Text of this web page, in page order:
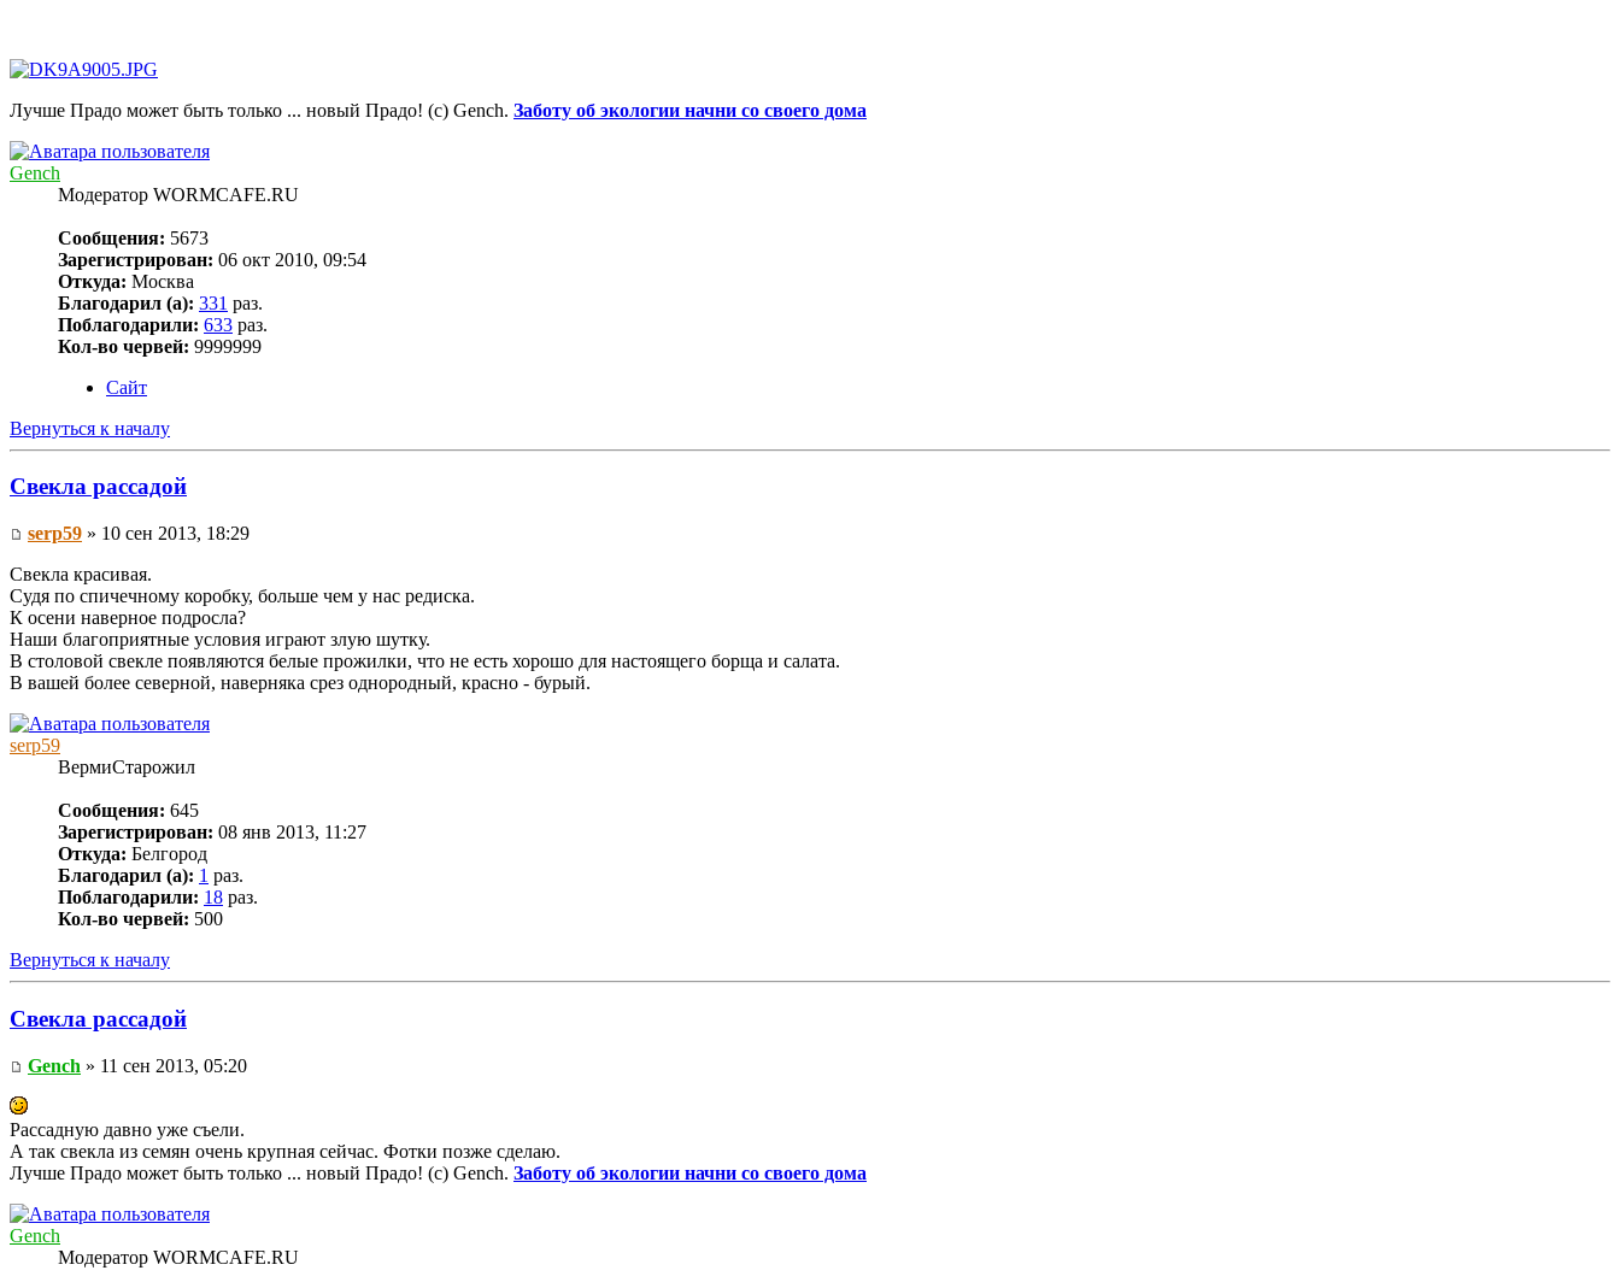
Лучше Прадо может быть только ... новый Прадо! (c) Gench. Заботу об экологии начни со своего дома
Gench
Модератор WORMCAFE.RU
Сообщения: 5673
Зарегистрирован: 06 окт 2010, 09:54
Откуда: Москва
Благодарил (а): 331 раз.
Поблагодарили: 633 раз.
Кол-во червей: 9999999
Сайт
Вернуться к началу
Свекла рассадой
serp59 » 10 сен 2013, 18:29
Свекла красивая.
Судя по спичечному коробку, больше чем у нас редиска.
К осени наверное подросла?
Наши благоприятные условия играют злую шутку.
В столовой свекле появляются белые прожилки, что не есть хорошо для настоящего борща и салата.
В вашей более северной, наверняка срез однородный, красно - бурый.
serp59
ВермиСтарожил
Сообщения: 645
Зарегистрирован: 08 янв 2013, 11:27
Откуда: Белгород
Благодарил (а): 1 раз.
Поблагодарили: 18 раз.
Кол-во червей: 500
Вернуться к началу
Свекла рассадой
Gench » 11 сен 2013, 05:20
Рассадную давно уже съели.
А так свекла из семян очень крупная сейчас. Фотки позже сделаю.
Лучше Прадо может быть только ... новый Прадо! (c) Gench. Заботу об экологии начни со своего дома
Gench
Модератор WORMCAFE.RU